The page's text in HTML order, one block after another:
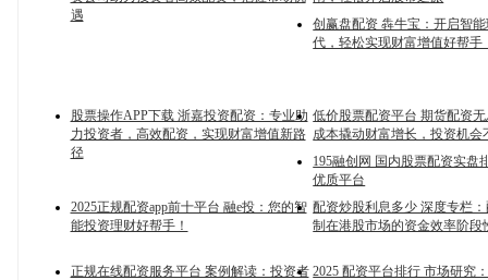
遇
创赢盘配资 犇牛宝：开启智
代，轻松实现财富增值好帮手
股票操作APP下载 浙嘉投资配资：专业助
力投资者，高效配资，实现财富增值新路
径
低价股票配资平台 期货配资
成本撬动财富增长，投资机会
195融创网 国内股票配资实盘
优质平台
2025正规配资app前十平台 融e投：您的智
能投资理财好帮手！
配资炒股利息多少 深度专栏
制在港股市场的资金效率阶段
正规在线配资服务平台 案例解读：投资者 2025 配资平台排行 市场研究